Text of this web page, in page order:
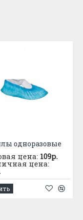
одноразовые
цена: 109р.
цена: